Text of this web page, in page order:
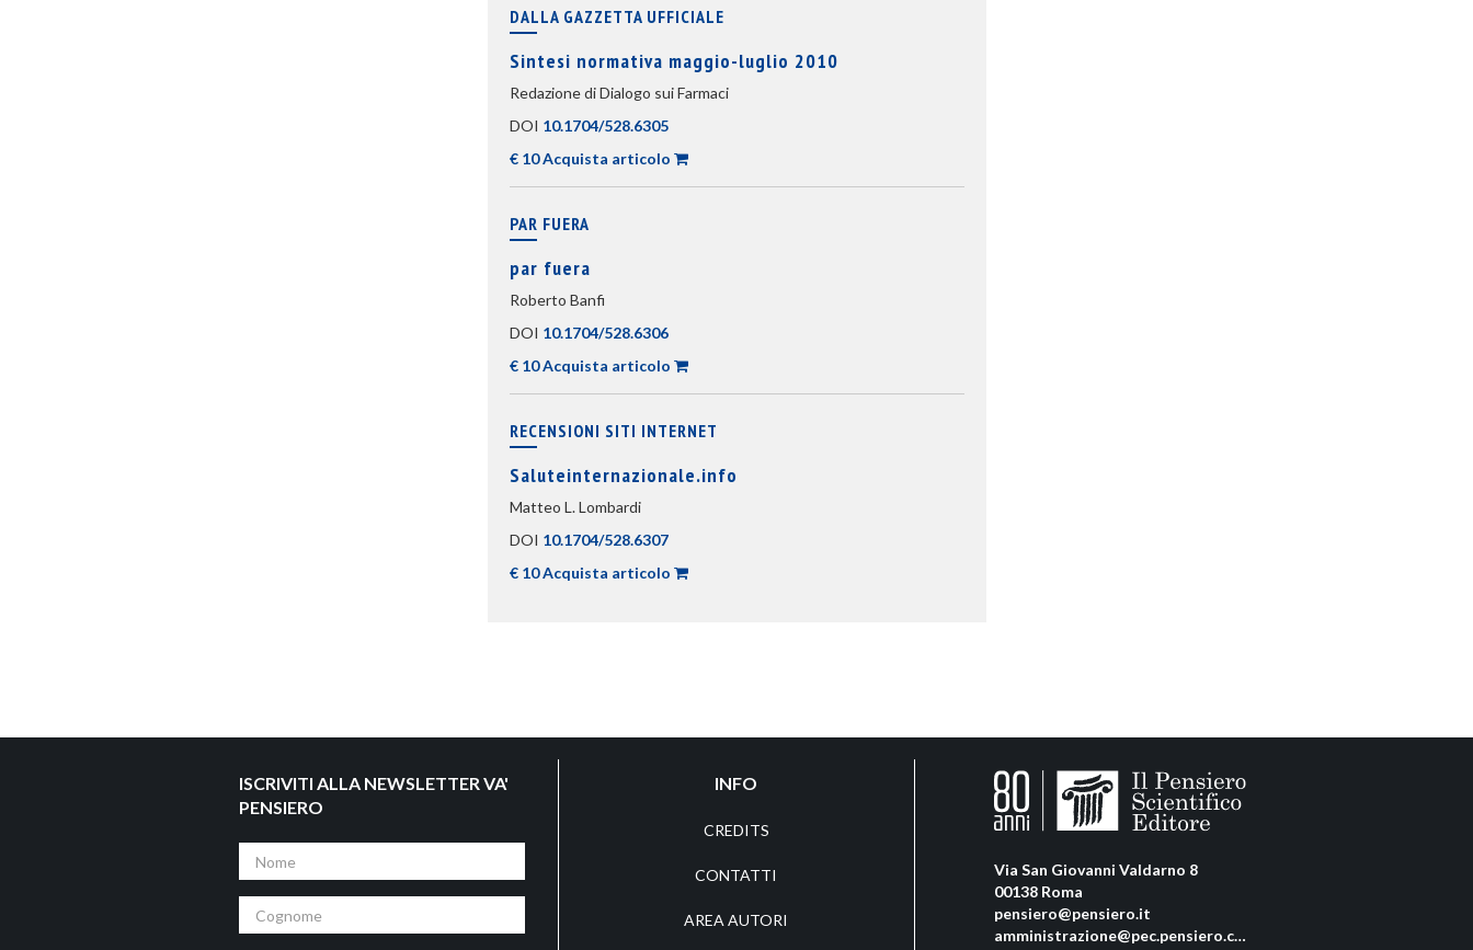
DALLA GAZZETTA UFFICIALE
Sintesi normativa maggio-luglio 2010
Redazione di Dialogo sui Farmaci
DOI 10.1704/528.6305
€ 10 Acquista articolo
PAR FUERA
par fuera
Roberto Banfi
DOI 10.1704/528.6306
€ 10 Acquista articolo
RECENSIONI SITI INTERNET
Saluteinternazionale.info
Matteo L. Lombardi
DOI 10.1704/528.6307
€ 10 Acquista articolo
ISCRIVITI ALLA NEWSLETTER VA'
PENSIERO
INFO
CREDITS
CONTATTI
AREA AUTORI
Via San Giovanni Valdarno 8
00138 Roma
pensiero@pensiero.it
amministrazione@pec.pensiero.com